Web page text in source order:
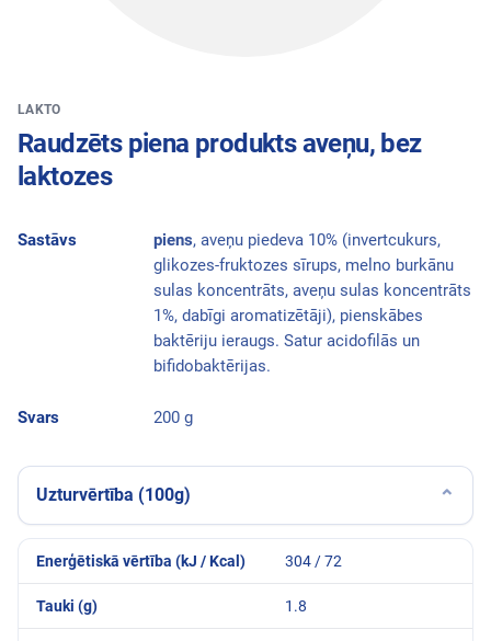
LAKTO
Raudzēts piena produkts aveņu, bez
laktozes
Sastāvs piens, aveņu piedeva 10% (invertcukurs,
glikozes-fruktozes sīrups, melno burkānu
sulas koncentrāts, aveņu sulas koncentrāts
1%, dabīgi aromatizētāji), pienskābes
baktēriju ieraugs. Satur acidofilās un
bifidobaktērijas.
Svars 200 g
Uzturvērtība (100g) ⌄
Enerģētiskā vērtība (kJ / Kcal) 304 / 72
Tauki (g) 1.8